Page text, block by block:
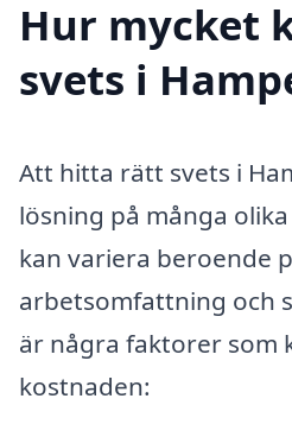
Hur mycket
svets i
Att hitta rätt svets i
lösning på många
kan variera beroende
arbetsomfattning och
är några faktorer som
kostnaden: